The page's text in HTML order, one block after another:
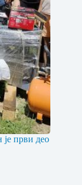
је први део